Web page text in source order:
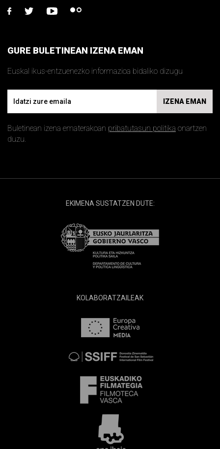
facebook
twitter youtubeflickr
GURE BULETINEAN IZENA EMAN
Euskal ikus-entzuenezko informazioa bidaliko dizugu
IZENA EMAN
Buletinean izena ematerakoan pribatutasun politika onartzen
duzu.
EKIMENA SUSTATZEN DUTE:
KOLABORATZAILEAK